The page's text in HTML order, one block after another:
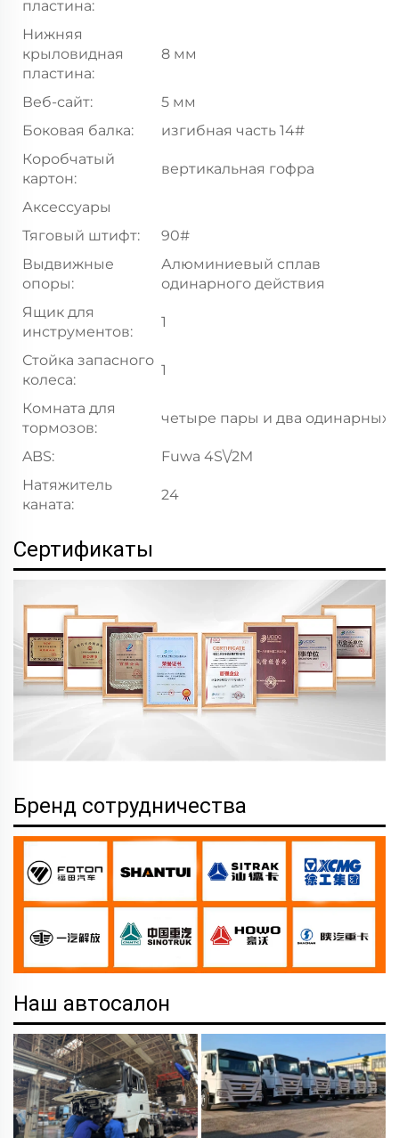
пластина:
Нижняя
крыловидная
пластина:
8 мм
Веб-сайт:
5 мм
Боковая балка:
изгибная часть 14#
Коробчатый
картон:
вертикальная гофра
Аксессуары
Тяговый штифт:
90#
Выдвижные
опоры:
Алюминиевый сплав
одинарного действия
Ящик для
инструментов:
1
Стойка запасного
колеса:
1
Комната для
тормозов:
четыре пары и два одинарных
ABS:
Fuwa 4S\/2M
Натяжитель
каната:
24
Сертификаты
Бренд сотрудничества
Наш автосалон